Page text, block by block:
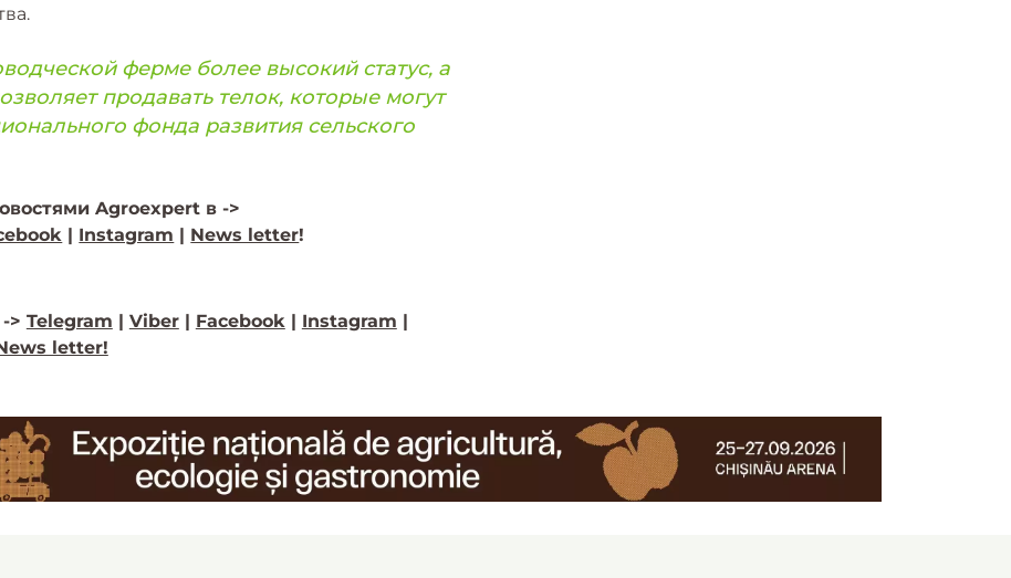
ферме более высокий статус, а
продавать телок, которые могут
фонда развития сельского
Agroexpert в ->
Instagram News letter!
> Telegram Viber| Facebook| Instagram
letter!